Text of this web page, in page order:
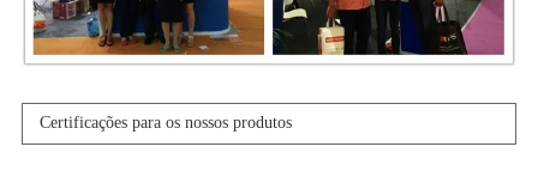
Certificações para os nossos produtos